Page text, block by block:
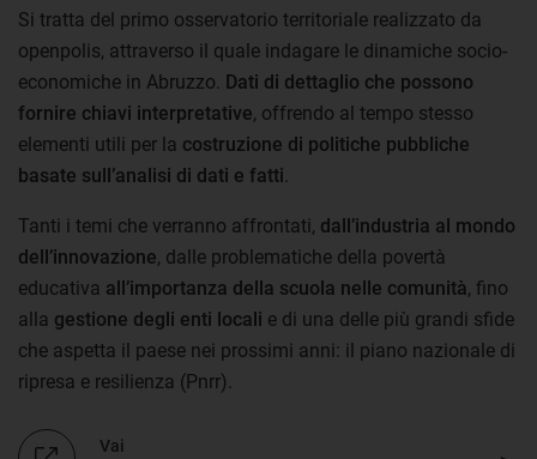
Si tratta del primo osservatorio territoriale realizzato da
openpolis, attraverso il quale indagare le dinamiche socio-
economiche in Abruzzo. Dati di dettaglio che possono
fornire chiavi interpretative, offrendo al tempo stesso
elementi utili per la costruzione di politiche pubbliche
basate sull’analisi di dati e fatti.
Tanti i temi che verranno affrontati, dall’industria al mondo
dell’innovazione, dalle problematiche della povertà
educativa all’importanza della scuola nelle comunità, fino
alla gestione degli enti locali e di una delle più grandi sfide
che aspetta il paese nei prossimi anni: il piano nazionale di
ripresa e resilienza (Pnrr).
Vai